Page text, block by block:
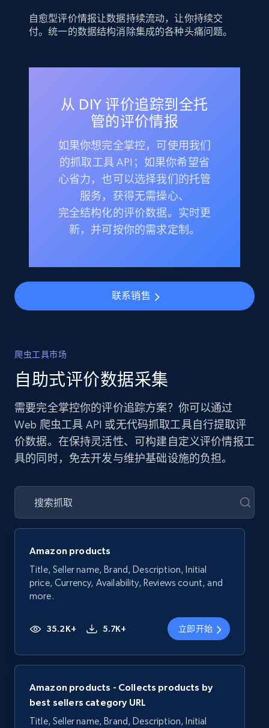
自愈型评价情报让数据持续流动，让你持续交
付。统一的数据结构消除集成的各种头痛问题。
从 DIY 评价追踪到全托
管的评价情报
如果你想完全掌控，可使用我们
的抓取工具 API；如果你希望省
心省力，也可以选择我们的托管
服务，获得无需操心、
完全结构化的评价数据。实时更
新，并可按你的需求定制。
联系销售
爬虫工具市场
自助式评价数据采集
需要完全掌控你的评价追踪方案？你可以通过
Web 爬虫工具 API 或无代码抓取工具自行提取评
价数据。在保持灵活性、可构建自定义评价情报工
具的同时，免去开发与维护基础设施的负担。
Amazon products
Title, Seller name, Brand, Description, Initial
price, Currency, Availability, Reviews count, and
more.
35.2K+ 5.7K+ 立即开始
Amazon products - Collects products by
best sellers category URL
Title, Seller name, Brand, Description, Initial